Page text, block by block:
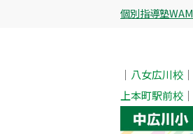
個別指導塾WAM
｜‎ 八女広川校 ｜
上本町駅前校 ｜